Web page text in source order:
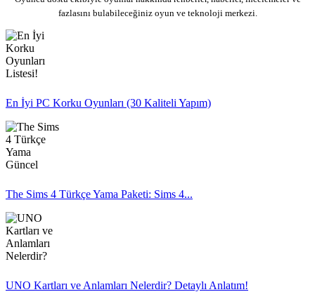
fazlasını bulabileceğiniz oyun ve teknoloji merkezi.
En İyi PC Korku Oyunları (30 Kaliteli Yapım)
The Sims 4 Türkçe Yama Paketi: Sims 4...
UNO Kartları ve Anlamları Nelerdir? Detaylı Anlatım!